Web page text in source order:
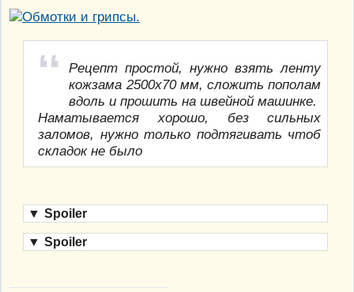
Рецепт простой, нужно взять ленту
кожзама 2500х70 мм, сложить пополам
вдоль и прошить на швейной машинке.
Наматывается хорошо, без сильных
заломов, нужно только подтягивать чтоб
складок не было
▼ Spoiler
▼ Spoiler